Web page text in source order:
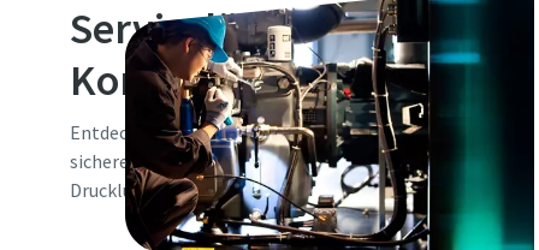
Servicelösungen für
Kompressoren
Entdecken Sie die besten Servicelösungen für einen
sicheren und zuverlässigen Betrieb Ihres
Druckluftsystems.